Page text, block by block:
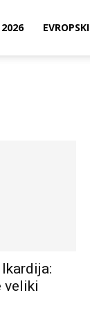
EVROPSKI
veliki